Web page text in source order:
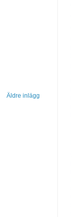
Äldre inlägg